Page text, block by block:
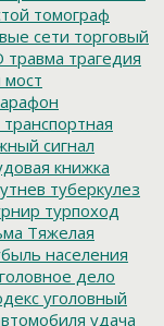
томограф
сети торговый
травма трагедия
мост
транспортная
сигнал
книжка
туберкулез
турпоход
Тяжелая
населения
дело
уголовный
удача